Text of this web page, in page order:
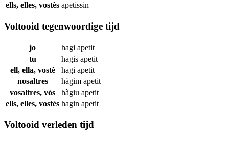
ells, elles, vostès apetissin
Voltooid tegenwoordige tijd
jo hagi apetit
tu
hagis apetit
ell, ella, vostè
hagi apetit
nosaltres
hàgim apetit
vosaltres, vós
hàgiu apetit
ells, elles, vostès hagin apetit
Voltooid verleden tijd